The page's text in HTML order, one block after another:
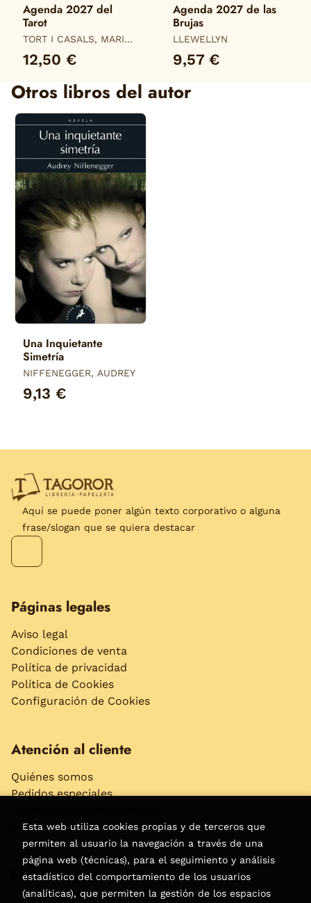
Agenda 2027 del
Tarot
TORT I CASALS, MARIA
12,50 €
Agenda 2027 de las
Brujas
LLEWELLYN
9,57 €
Otros libros del autor
Una Inquietante
Simetría
NIFFENEGGER, AUDREY
9,13 €
Aquí se puede poner algún texto corporativo o alguna
frase/slogan que se quiera destacar
Páginas legales
Aviso legal
Condiciones de venta
Política de privacidad
Política de Cookies
Configuración de Cookies
Atención al cliente
Quiénes somos
Pedidos especiales
Accesibilidad
Puede interesarte
Esta web utiliza cookies propias y de terceros que
permiten al usuario la navegación a través de una
página web (técnicas), para el seguimiento y análisis
estadístico del comportamiento de los usuarios
(analíticas), que permiten la gestión de los espacios